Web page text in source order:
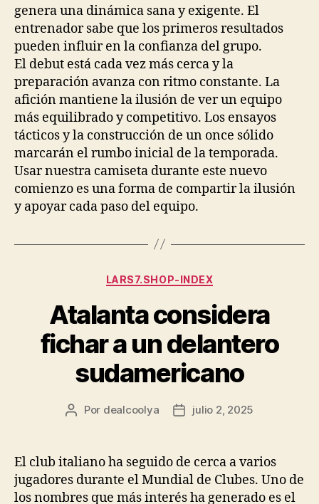
genera una dinámica sana y exigente. El
entrenador sabe que los primeros resultados
pueden influir en la confianza del grupo.
El debut está cada vez más cerca y la
preparación avanza con ritmo constante. La
afición mantiene la ilusión de ver un equipo
más equilibrado y competitivo. Los ensayos
tácticos y la construcción de un once sólido
marcarán el rumbo inicial de la temporada.
Usar nuestra camiseta durante este nuevo
comienzo es una forma de compartir la ilusión
y apoyar cada paso del equipo.
Categorías
LARS7.SHOP-INDEX
Atalanta considera
fichar a un delantero
sudamericano
Autor
entrada
Por dealcoolya
Fecha
entrada
julio 2, 2025
El club italiano ha seguido de cerca a varios
jugadores durante el Mundial de Clubes. Uno de
los nombres que más interés ha generado es el